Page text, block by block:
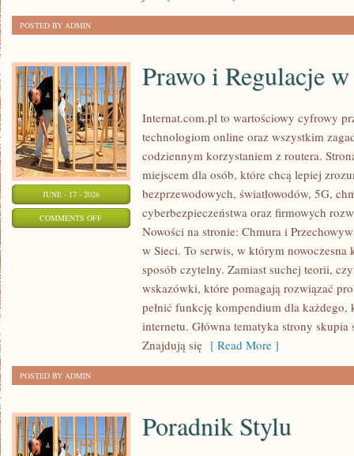
ODCHUDZANIU
POSTED BY ADMIN
JUNE - 17 - 2026
COMMENTS OFFON
REGULACJE
INTERNECIE
Prawo i Regulacje
Internat.com.pl to wartościowy cyfrowy
technologiom online oraz wszystkim
codziennym korzystaniem z routera.
miejscem dla osób, które chcą lepiej
bezprzewodowych, światłowodów, 5G,
cyberbezpieczeństwa oraz firmowych
Nowości na stronie: Chmura i
w Sieci. To serwis, w którym nowoczesna
sposób czytelny. Zamiast suchej teorii,
wskazówki, które pomagają rozwiązać
pełnić funkcję kompendium dla
internetu. Główna tematyka strony
Znajdują się [ Read More ]
POSTED BY ADMIN
Poradnik Stylu